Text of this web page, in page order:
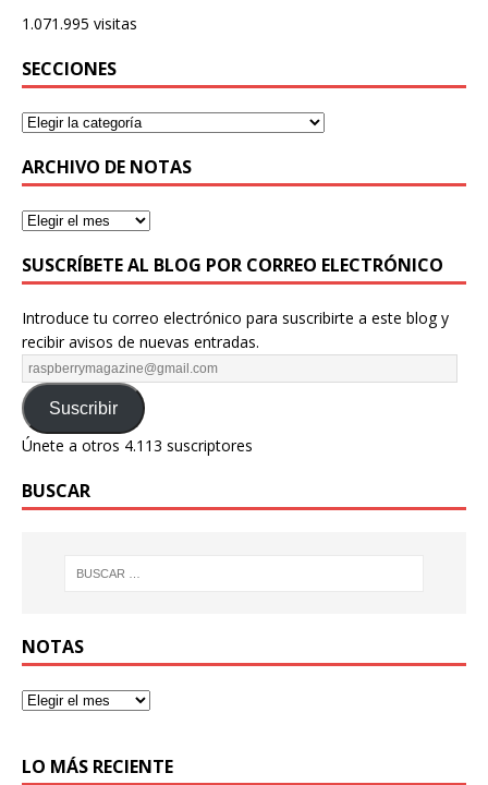
1.071.995 visitas
SECCIONES
ARCHIVO DE NOTAS
SUSCRÍBETE AL BLOG POR CORREO ELECTRÓNICO
Introduce tu correo electrónico para suscribirte a este blog y
recibir avisos de nuevas entradas.
Suscribir
Únete a otros 4.113 suscriptores
BUSCAR
NOTAS
LO MÁS RECIENTE